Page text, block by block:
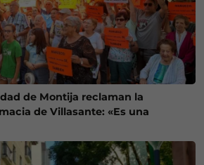
de Montija reclaman la
de Villasante: «Es una